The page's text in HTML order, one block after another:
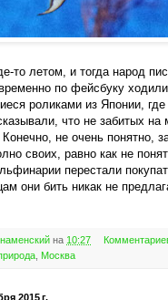
то летом, и тогда народ
по фейсбуку
роликами из Японии,
что не забитых
не очень понятно,
своих, равно как не
перестали
они бить никак не
на 10:27
Москва
2015 г.